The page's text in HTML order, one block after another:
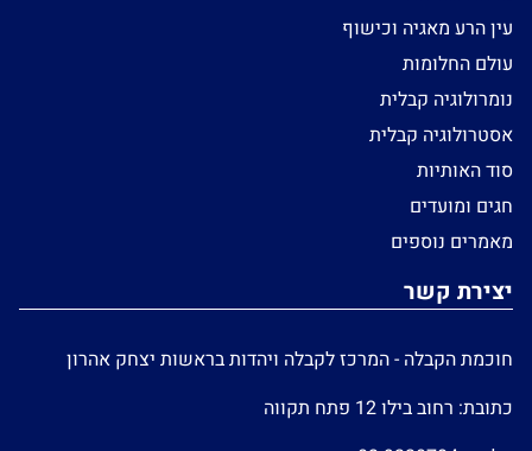
עין הרע מאגיה וכישוף
עולם החלומות
נומרולוגיה קבלית
אסטרולוגיה קבלית
סוד האותיות
חגים ומועדים
מאמרים נוספים
יצירת קשר
חוכמת הקבלה - המרכז לקבלה ויהדות בראשות יצחק אהרון
כתובת: רחוב בילו 12 פתח תקווה